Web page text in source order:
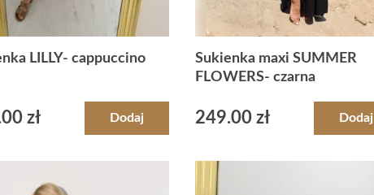
LILLY- cappuccino
zł Dodaj
Sukienka maxi SUMMER
FLOWERS- czarna
249.00 zł Dodaj